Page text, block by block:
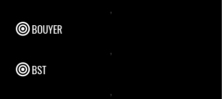
,
BOUYER
,
BST
,